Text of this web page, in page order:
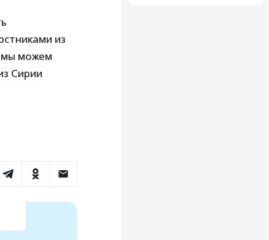
из
мы можем
Сирии